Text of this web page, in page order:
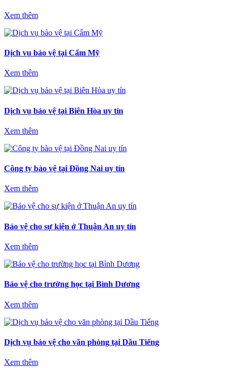
Xem thêm
Dịch vụ bảo vệ tại Cẩm Mỹ
Xem thêm
Dịch vụ bảo vệ tại Biên Hòa uy tín
Xem thêm
Công ty bào vệ tại Đồng Nai uy tín
Xem thêm
Bảo vệ cho sự kiện ở Thuận An uy tín
Xem thêm
Bảo vệ cho trường học tại Bình Dương
Xem thêm
Dịch vụ bảo vệ cho văn phòng tại Dầu Tiếng
Xem thêm